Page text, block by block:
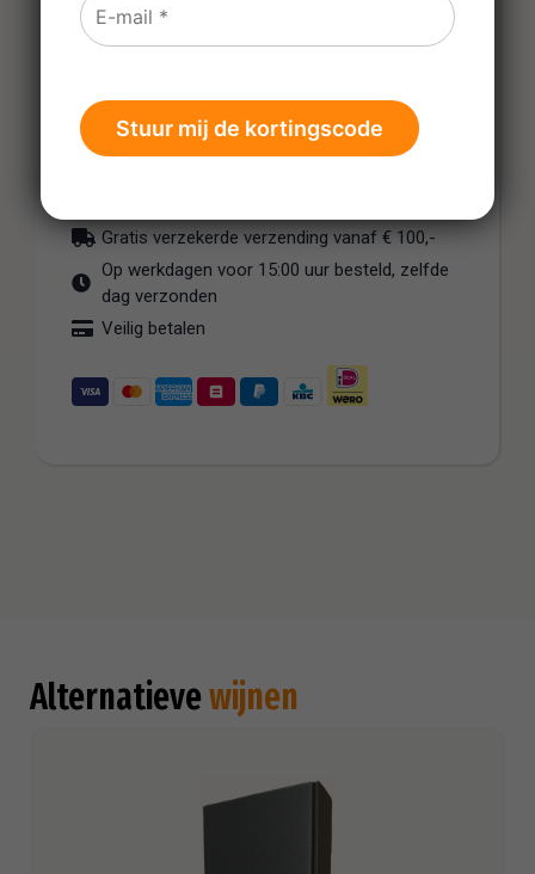
€2,95
-
Gratis verzekerde verzending vanaf € 100,-
Op werkdagen voor 15:00 uur besteld, zelfde
dag verzonden
Veilig betalen
Alternatievewijnen